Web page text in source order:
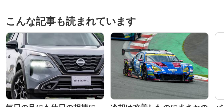
こんな記事も読まれています